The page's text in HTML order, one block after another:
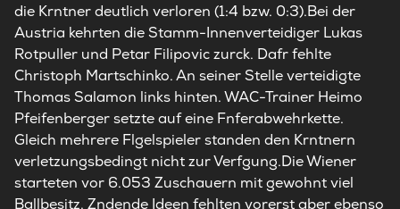
die Krntner deutlich verloren (1:4 bzw. 0:3).Bei der
Austria kehrten die Stamm-Innenverteidiger Lukas
Rotpuller und Petar Filipovic zurck. Dafr fehlte
Christoph Martschinko. An seiner Stelle verteidigte
Thomas Salamon links hinten. WAC-Trainer Heimo
Pfeifenberger setzte auf eine Fnferabwehrkette.
Gleich mehrere Flgelspieler standen den Krntnern
verletzungsbedingt nicht zur Verfgung.Die Wiener
starteten vor 6.053 Zuschauern mit gewohnt viel
Ballbesitz. Zndende Ideen fehlten vorerst aber ebenso